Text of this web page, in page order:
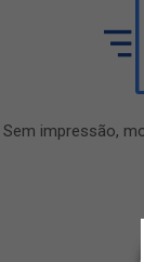
Sem impressão,